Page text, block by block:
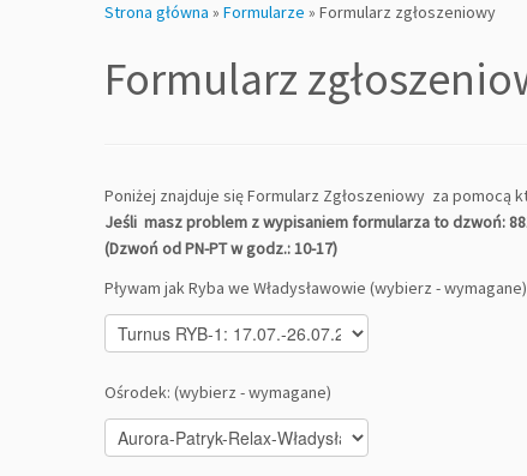
Strona główna » Formularze » Formularz zgłoszeniowy
Formularz
Poniżej znajduje się Formularz Zgłoszeniowy za pomocą
Jeśli masz problem z wypisaniem formularza to dzwoń:
(Dzwoń od PN-PT w godz.: 10-17)
Pływam jak Ryba we Władysławowie (wybierz - wymagane)
Ośrodek: (wybierz - wymagane)